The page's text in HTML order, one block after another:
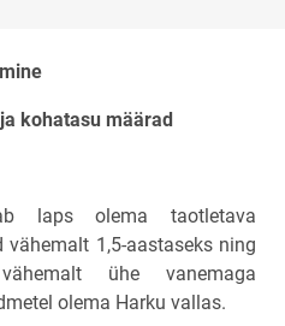
kohatasu määrad
laps olema taotletava
vähemalt 1,5-aastaseksning
ühe vanemaga
olema Harku vallas.